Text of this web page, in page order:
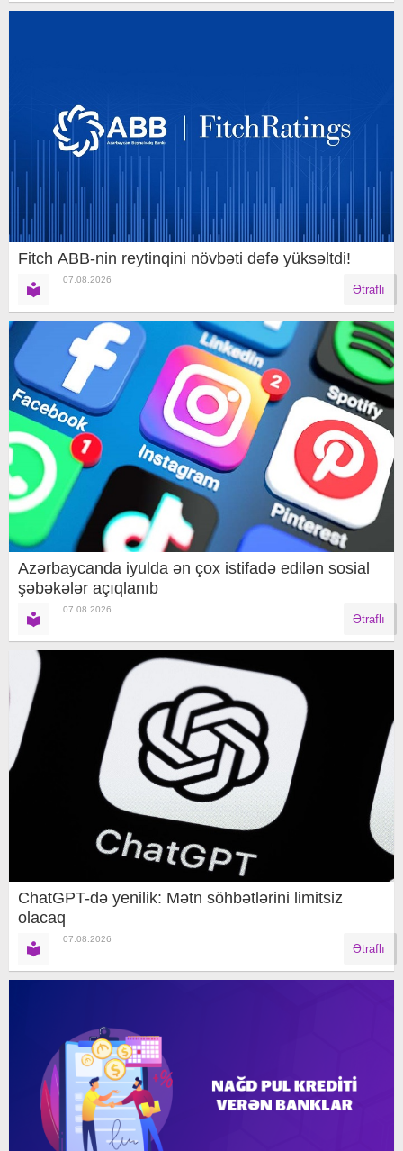
Fitch ABB-nin reytinqini növbəti dəfə yüksəltdi!
07.08.2026
Ətraflı
Azərbaycanda iyulda ən çox istifadə edilən sosial
şəbəkələr açıqlanıb
07.08.2026
Ətraflı
ChatGPT-də yenilik: Mətn söhbətlərini limitsiz
olacaq
07.08.2026
Ətraflı